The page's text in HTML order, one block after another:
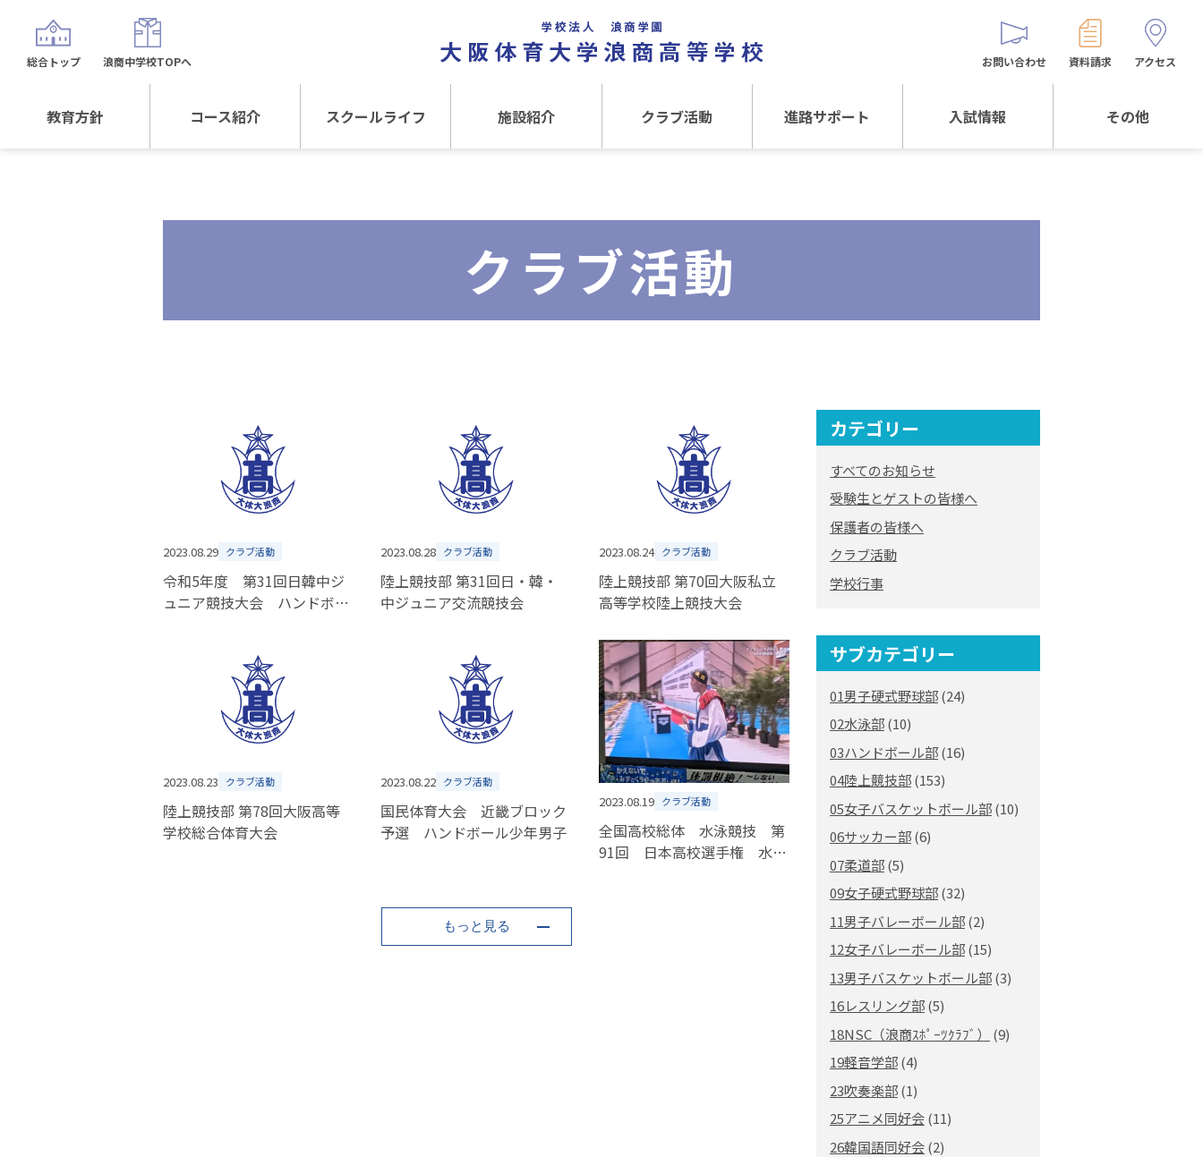
教育方針 コース紹介 スクールライフ 施設紹介 クラブ活動
文化クラブ
進路サポート 入試情報 その他
お問い合わせ 資料請求 アクセス
総合トップ 浪商中学校TOPへ
クラブ活動
2023.08.29 クラブ活動
令和5年度 第31回日韓中ジ
ュニア競技大会 ハンドボー
2023.08.28 クラブ活動
陸上競技部 第31回日・韓・
中ジュニア交流競技会
2023.08.24 クラブ活動
陸上競技部 第70回大阪私立
高等学校陸上競技大会
2023.08.23 クラブ活動
陸上競技部 第78回大阪高等
学校総合体育大会
2023.08.22 クラブ活動
国民体育大会 近畿ブロック
予選 ハンドボール少年男子
2023.08.19 クラブ活動
全国高校総体 水泳競技 第
91回 日本高校選手権 水泳
もっと見る
カテゴリー
すべてのお知らせ
受験生とゲストの皆様へ
保護者の皆様へ
クラブ活動
学校行事
サブカテゴリー
01男子硬式野球部(24)
02水泳部(10)
03ハンドボール部(16)
04陸上競技部(153)
05女子バスケットボール部(10)
06サッカー部(6)
07柔道部(5)
09女子硬式野球部(32)
11男子バレーボール部(2)
12女子バレーボール部(15)
13男子バスケットボール部(3)
16レスリング部(5)
18NSC（浪商ｽﾎﾟｰﾂｸﾗﾌﾞ）
(9)
19軽音学部(4)
23吹奏楽部(1)
25アニメ同好会(11)
26韓国語同好会(2)